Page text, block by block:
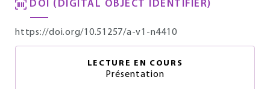
DOI (DIGITAL OBJECT IDENTIFIER)
https://doi.org/10.51257/a-v1-n4410
LECTURE EN COURS
Présentation